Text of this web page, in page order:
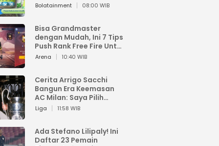
Bolatainment 08:00 WIB
Bisa Grandmaster
dengan Mudah, Ini 7 Tips
Push Rank Free Fire Untuk
Pemula
Arena 10:40 WIB
Cerita Arrigo Sacchi
Bangun Era Keemasan
AC Milan: Saya Pilih
Pemain dari Isi Otaknya
Liga 11:58 WIB
Ada Stefano Lilipaly! Ini
Daftar 23 Pemain